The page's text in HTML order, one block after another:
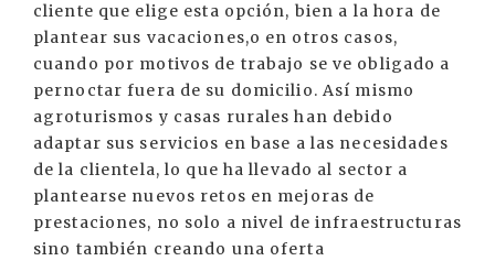
cliente que elige esta opción, bien a la hora de
plantear sus vacaciones,o en otros casos,
cuando por motivos de trabajo se ve obligado a
pernoctar fuera de su domicilio. Así mismo
agroturismos y casas rurales han debido
adaptar sus servicios en base a las necesidades
de la clientela, lo que ha llevado al sector a
plantearse nuevos retos en mejoras de
prestaciones, no solo a nivel de infraestructuras
sino también creando una oferta